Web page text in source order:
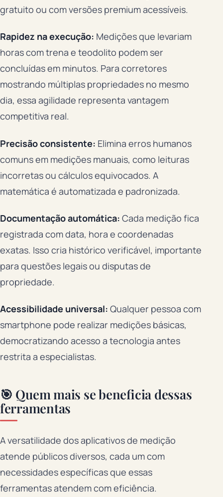
gratuito ou com versões premium acessíveis.
Rapidez na execução: Medições que levariam
horas com trena e teodolito podem ser
concluídas em minutos. Para corretores
mostrando múltiplas propriedades no mesmo
dia, essa agilidade representa vantagem
competitiva real.
Precisão consistente: Elimina erros humanos
comuns em medições manuais, como leituras
incorretas ou cálculos equivocados. A
matemática é automatizada e padronizada.
Documentação automática: Cada medição fica
registrada com data, hora e coordenadas
exatas. Isso cria histórico verificável, importante
para questões legais ou disputas de
propriedade.
Acessibilidade universal: Qualquer pessoa com
smartphone pode realizar medições básicas,
democratizando acesso a tecnologia antes
restrita a especialistas.
🎯 Quem mais se beneficia dessas
ferramentas
A versatilidade dos aplicativos de medição
atende públicos diversos, cada um com
necessidades específicas que essas
ferramentas atendem com eficiência.